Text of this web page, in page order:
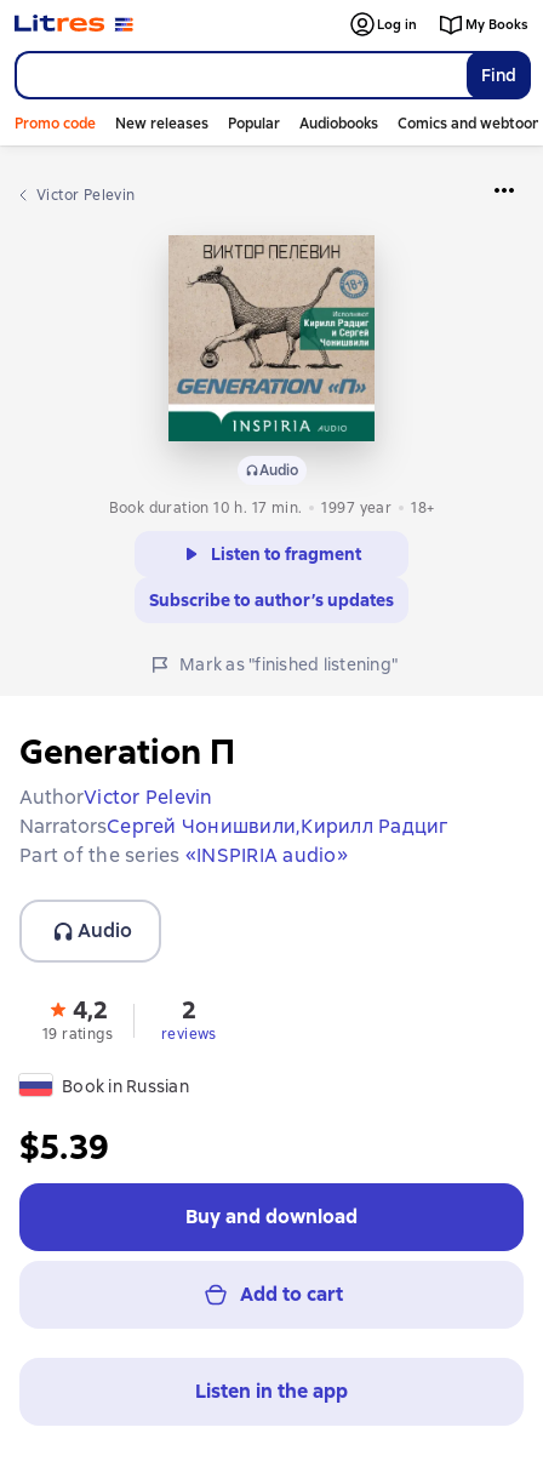
Find
Log in My Books
Promo code New releases Popular Audiobooks Comics and
Victor Pelevin
Audio
Book duration 10 h. 17 min.
1997 year 18+
Listen to fragment
Subscribe to author’s updates
Mark as "finished listening"
Generation П
AuthorVictor Pelevin
NarratorsСергей Чонишвили,Кирилл Радциг
Part of the series «INSPIRIA audio»
Audio
4,2
19 ratings
2
reviews
Book in Russian
$5.39
Buy and download
Add to cart
Listen in the app